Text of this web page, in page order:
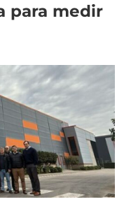
para medir